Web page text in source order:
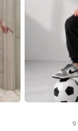
9